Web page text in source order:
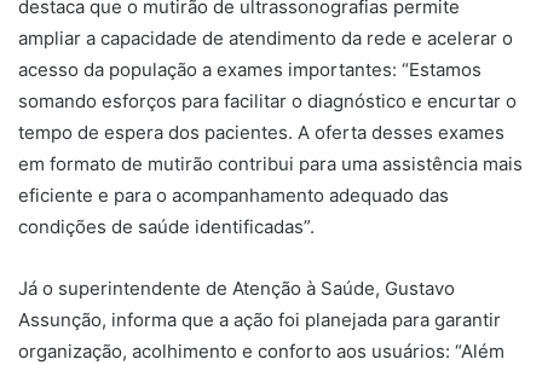
destaca que o mutirão de ultrassonografias permite
ampliar a capacidade de atendimento da rede e acelerar o
acesso da população a exames importantes: “Estamos
somando esforços para facilitar o diagnóstico e encurtar o
tempo de espera dos pacientes. A oferta desses exames
em formato de mutirão contribui para uma assistência mais
eficiente e para o acompanhamento adequado das
condições de saúde identificadas”.
Já o superintendente de Atenção à Saúde, Gustavo
Assunção, informa que a ação foi planejada para garantir
organização, acolhimento e conforto aos usuários: “Além